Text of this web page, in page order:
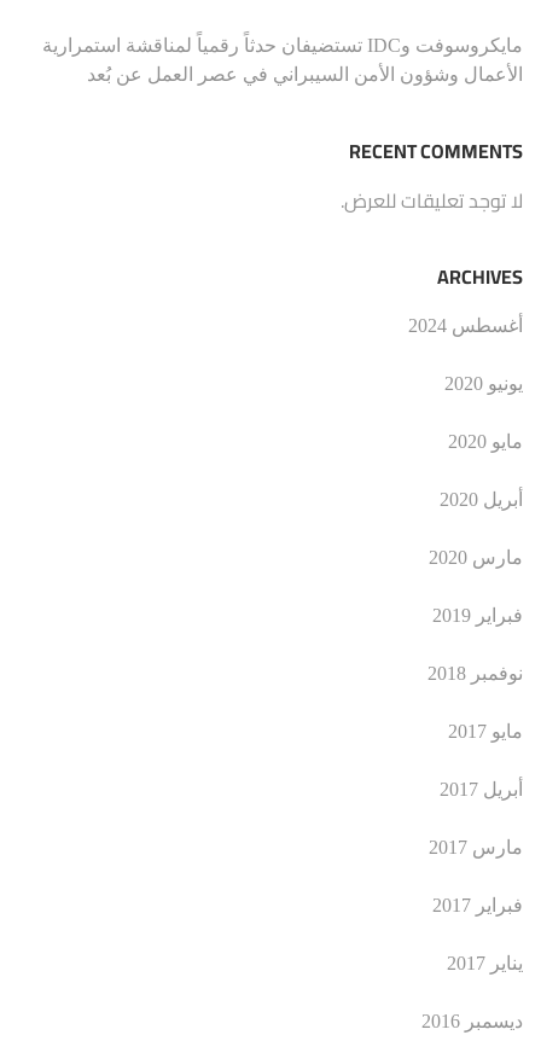
مايكروسوفت وIDC تستضيفان حدثاً رقمياً لمناقشة استمرارية
الأعمال وشؤون الأمن السيبراني في عصر العمل عن بُعد
RECENT COMMENTS
لا توجد تعليقات للعرض.
ARCHIVES
أغسطس 2024
يونيو 2020
مايو 2020
أبريل 2020
مارس 2020
فبراير 2019
نوفمبر 2018
مايو 2017
أبريل 2017
مارس 2017
فبراير 2017
يناير 2017
ديسمبر 2016